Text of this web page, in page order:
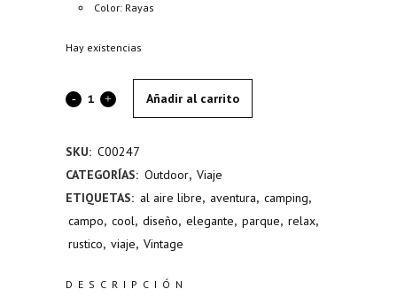
Color: Rayas
Hay existencias
Manta
quantity
Añadir al carrito
SKU: C00247
CATEGORÍAS: Outdoor, Viaje
ETIQUETAS: al aire libre, aventura, camping,
campo, cool, diseño, elegante, parque, relax,
rustico, viaje, Vintage
DESCRIPCIÓN